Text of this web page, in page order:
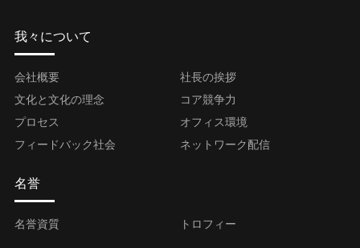
我々について
会社概要
社長の挨拶
文化と文化の理念
コア競争力
プロセス
オフィス環境
フィードバック社会
ネットワーク配信
名誉
名誉資質 トロフィー